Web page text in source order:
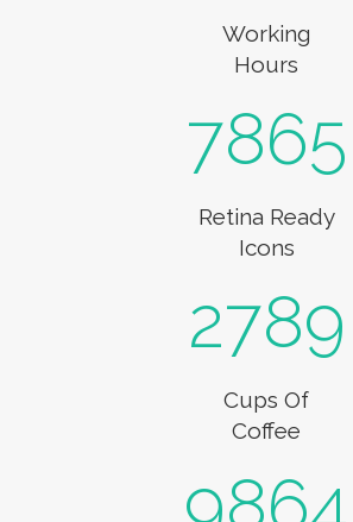
Working
Hours
7865
Retina Ready
Icons
2789
Cups Of
Coffee